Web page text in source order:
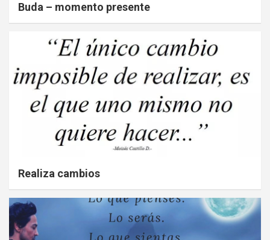
Buda – momento presente
Realiza cambios